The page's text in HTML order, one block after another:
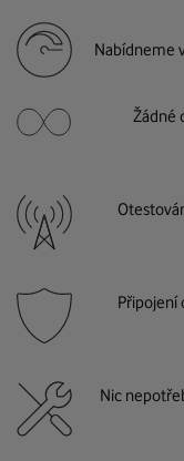
Nabídneme
Žádné
Připojení
Nic